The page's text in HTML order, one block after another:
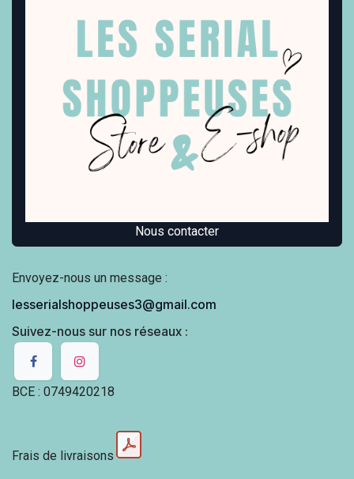
Nous contacter
Envoyez-nous un message :
lesserialshoppeuses3@gmail.com
Suivez-nous sur nos réseaux :
BCE : 0749420218
Frais de livraisons